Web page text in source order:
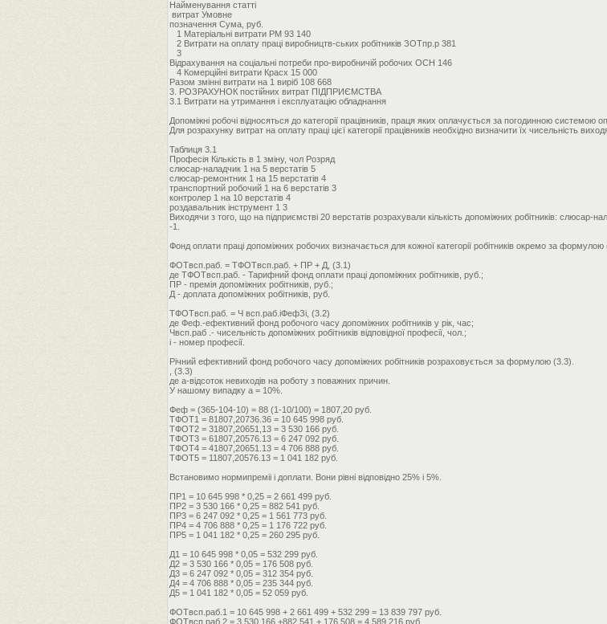
Найменування статті
витрат Умовне
позначення Сума, руб.
1 Матеріальні витрати РМ 93 140
2 Витрати на оплату праці виробництв-ських робітників ЗОТпр.р 381
3
Відрахування на соціальні потреби про-виробничій робочих ОСН 146
4 Комерційні витрати Красх 15 000
Разом змінні витрати на 1 виріб 108 668
3. РОЗРАХУНОК постійних витрат ПІДПРИЄМСТВА
3.1 Витрати на утримання і експлуатацію обладнання
Допоміжні робочі відносяться до категорії працівників, праця яких оплачується за погодинною системою
Для розрахунку витрат на оплату праці цієї категорії працівників необхідно визначити їх чисельність
Таблиця 3.1
Професія Кількість в 1 зміну, чол Розряд
слюсар-наладчик 1 на 5 верстатів 5
слюсар-ремонтник 1 на 15 верстатів 4
транспортний робочий 1 на 6 верстатів 3
контролер 1 на 10 верстатів 4
роздавальник інструмент 1 3
Виходячи з того, що на підприємстві 20 верстатів розрахували кількість допоміжних робітників:
-1.
Фонд оплати праці допоміжних робочих визначається для кожної категорії робітників окремо за формулою
ФОТвсп.раб. = ТФОТвсп.раб. + ПР + Д, (3.1)
де ТФОТвсп.раб. - Тарифний фонд оплати праці допоміжних робітників, руб.;
ПР - премія допоміжних робітників, руб.;
Д - доплата допоміжних робітників, руб.
ТФОТвсп.раб. = Ч всп.раб.iФефЗi, (3.2)
де Феф.-ефективний фонд робочого часу допоміжних робітників у рік, час;
Чвсп.раб .- чисельність допоміжних робітників відповідної професії, чол.;
i - номер професії.
Річний ефективний фонд робочого часу допоміжних робітників розраховується за формулою (3.3).
, (3.3)
де а-відсоток невиходів на роботу з поважних причин.
У нашому випадку а = 10%.
Феф = (365-104-10) = 88 (1-10/100) = 1807,20 руб.
ТФОТ1 = 81807,20736.36 = 10 645 998 руб.
ТФОТ2 = 31807,20651,13 = 3 530 166 pуб.
ТФОТ3 = 61807,20576.13 = 6 247 092 pуб.
ТФОТ4 = 41807,20651.13 = 4 706 888 руб.
ТФОТ5 = 11807,20576.13 = 1 041 182 руб.
Встановимо нормипреміі і доплати. Вони рівні відповідно 25% і 5%.
ПР1 = 10 645 998 * 0,25 = 2 661 499 руб.
ПР2 = 3 530 166 * 0,25 = 882 541 руб.
ПР3 = 6 247 092 * 0,25 = 1 561 773 руб.
ПР4 = 4 706 888 * 0,25 = 1 176 722 руб.
ПР5 = 1 041 182 * 0,25 = 260 295 руб.
Д1 = 10 645 998 * 0,05 = 532 299 руб.
Д2 = 3 530 166 * 0,05 = 176 508 руб.
Д3 = 6 247 092 * 0,05 = 312 354 руб.
Д4 = 4 706 888 * 0,05 = 235 344 руб.
Д5 = 1 041 182 * 0,05 = 52 059 руб.
ФОТвсп.раб.1 = 10 645 998 + 2 661 499 + 532 299 = 13 839 797 руб.
ФОТвсп.раб.2 = 3 530 166 +882 541 + 176 508 = 4 589 216 руб.